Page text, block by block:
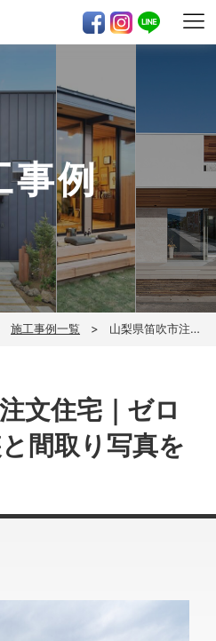
事例
施工事例一覧 山梨県笛吹市注文住宅｜ゼロキューブ内装と間取り写真を紹介
文住宅｜ゼロ
間取り写真を